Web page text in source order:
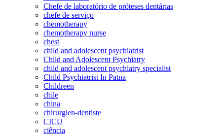
Chefe de laboratório de próteses dentárias
chefe de serviço
chemotherapy
chemotherapy nurse
chest
child and adolescent psychiatrist
Child and Adolescent Psychiatry
child and adolescent psychiatry specialist
Child Psychiatrist In Patna
Childreen
chile
china
chirurgien-dentiste
CICU
ciência